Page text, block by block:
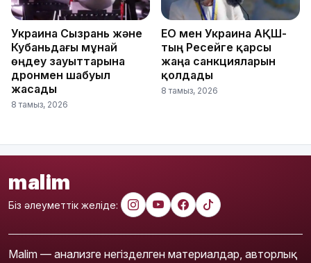
Украина Сызрань және
Кубаньдағы мұнай
өңдеу зауыттарына
дронмен шабуыл
жасады
8 тамыз, 2026
ЕО мен Украина АҚШ-
тың Ресейге қарсы
жаңа санкцияларын
қолдады
8 тамыз, 2026
malim
Біз әлеуметтік желіде:
Malim — анализге негізделген материалдар, авторлық